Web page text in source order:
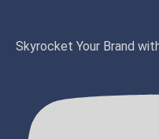
Skyrocket Your Brand